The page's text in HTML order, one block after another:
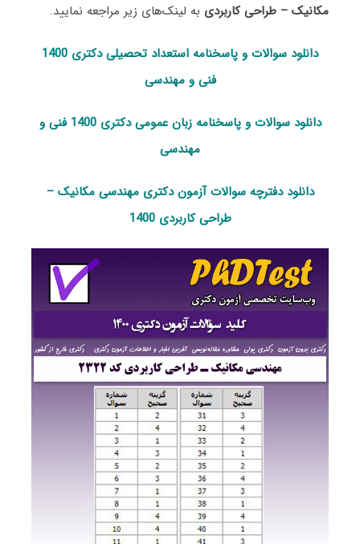
مکانیک – طراحی کاربردی به لینک‌های زیر مراجعه نمایید.
دانلود سوالات و پاسخنامه استعداد تحصیلی دکتری 1400
فنی و مهندسی
دانلود سوالات و پاسخنامه زبان عمومی دکتری 1400 فنی و
مهندسی
دانلود دفترچه سوالات آزمون دکتری مهندسی مکانیک –
طراحی کاربردی 1400